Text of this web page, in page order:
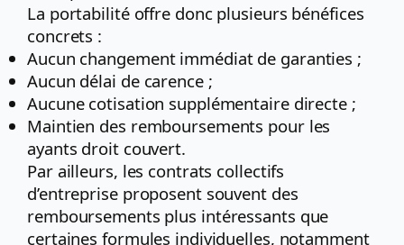
La portabilité offre donc plusieurs bénéfices
concrets :
Aucun changement immédiat de garanties ;
Aucun délai de carence ;
Aucune cotisation supplémentaire directe ;
Maintien des remboursements pour les
ayants droit couvert.
Par ailleurs, les contrats collectifs
d’entreprise proposent souvent des
remboursements plus intéressants que
certaines formules individuelles, notamment